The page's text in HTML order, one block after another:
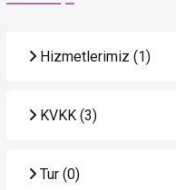
Hizmetlerimiz (1)
KVKK (3)
Tur (0)